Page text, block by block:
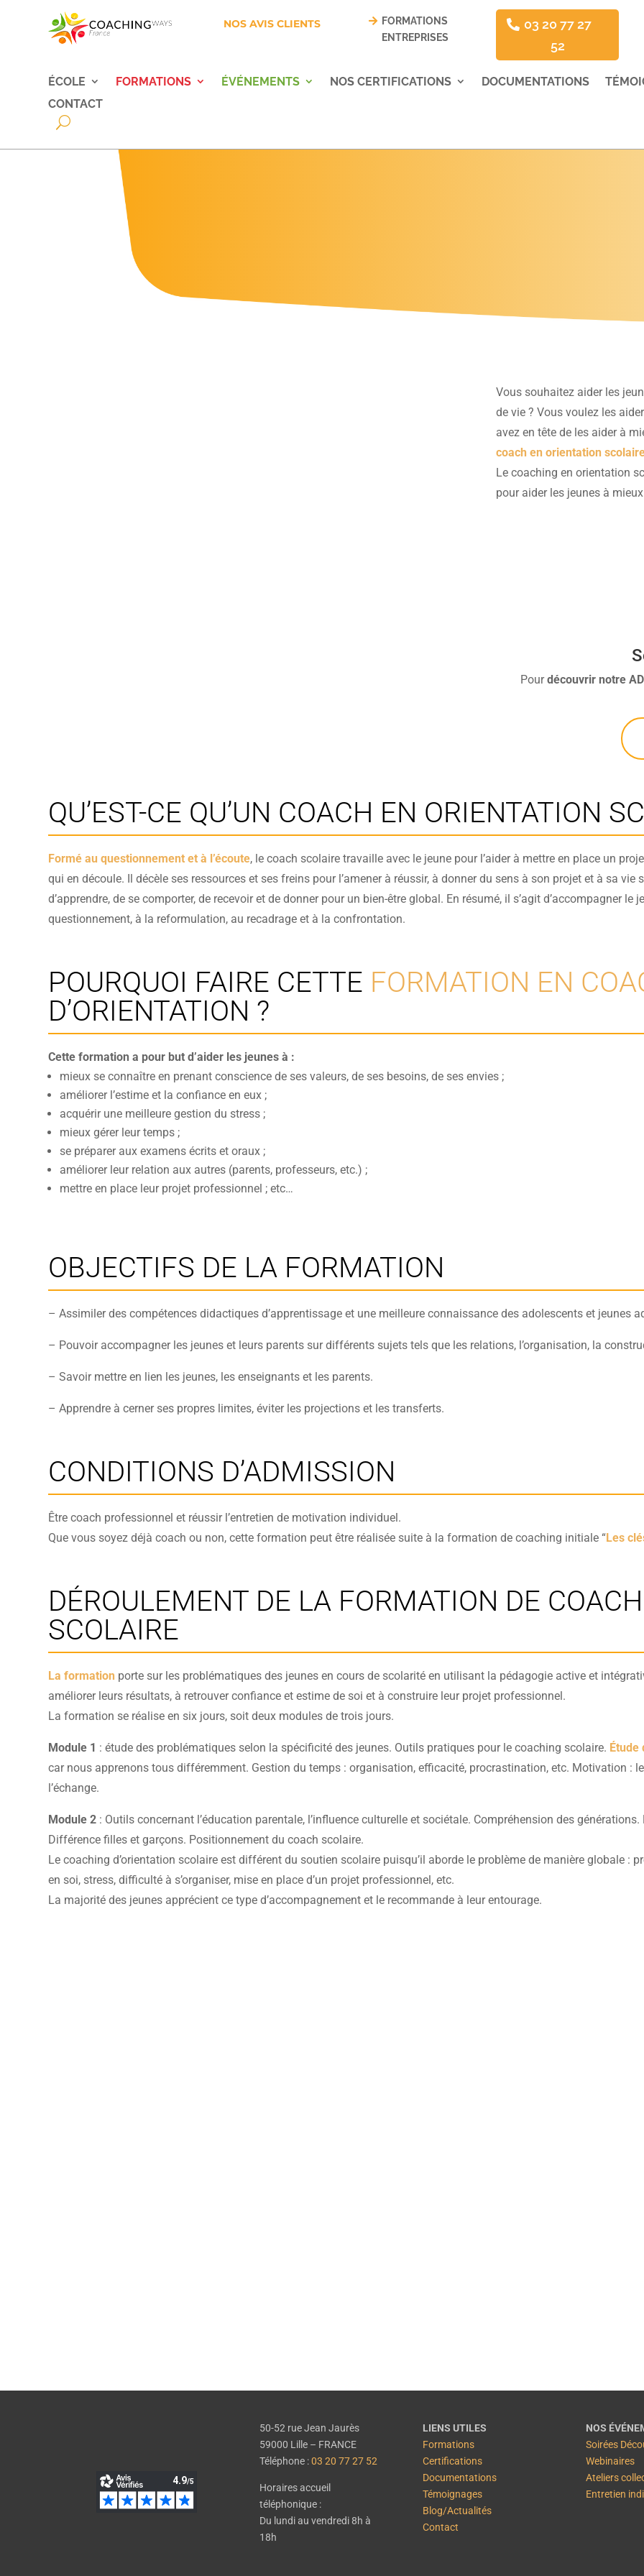
NOS AVIS CLIENTS
FORMATIONS
ENTREPRISES
03 20 77 27
52
ÉCOLE FORMATIONS ÉVÉNEMENTS NOS CERTIFICATIONS DOCUMENTATIONS
CONTACT
Vous souhaitez aider les
de vie ? Vous voulez les
avez en tête de les aider à
coach en orientation
Le coaching en orientation
pour aider les jeunes à
Pourdécouvrir notre
QU’EST-CE QU’UN COACH EN ORIENTATION
Formé au questionnement et à l’écoute, le coach scolaire travaille avec le jeune pour l’aider à mettre en place un
qui en découle. Il décèle ses ressources et ses freins pour l’amener à réussir, à donner du sens à son projet et à sa
d’apprendre, de se comporter, de recevoir et de donner pour un bien-être global. En résumé, il s’agit d’accompagner le
questionnement, à la reformulation, au recadrage et à la confrontation.
POURQUOI FAIRE CETTE FORMATION EN
D’ORIENTATION ?
Cette formation a pour but d’aider les jeunes à :
mieux se connaître en prenant conscience de ses valeurs, de ses besoins, de ses envies ;
améliorer l’estime et la confiance en eux ;
acquérir une meilleure gestion du stress ;
mieux gérer leur temps ;
se préparer aux examens écrits et oraux ;
améliorer leur relation aux autres (parents, professeurs, etc.) ;
mettre en place leur projet professionnel ; etc…
OBJECTIFS DE LA FORMATION
– Assimiler des compétences didactiques d’apprentissage et une meilleure connaissance des adolescents et jeunes
– Pouvoir accompagner les jeunes et leurs parents sur différents sujets tels que les relations, l’organisation, la
– Savoir mettre en lien les jeunes, les enseignants et les parents.
– Apprendre à cerner ses propres limites, éviter les projections et les transferts.
CONDITIONS D’ADMISSION
Être coach professionnel et réussir l’entretien de motivation individuel.
Que vous soyez déjà coach ou non, cette formation peut être réalisée suite à la formation de coaching initiale “Les
DÉROULEMENT DE LA FORMATION DE
SCOLAIRE
La formation porte sur les problématiques des jeunes en cours de scolarité en utilisant la pédagogie active et
améliorer leurs résultats, à retrouver confiance et estime de soi et à construire leur projet professionnel.
La formation se réalise en six jours, soit deux modules de trois jours.
Module 1 : étude des problématiques selon la spécificité des jeunes. Outils pratiques pour le coaching scolaire. Étude
car nous apprenons tous différemment. Gestion du temps : organisation, efficacité, procrastination, etc. Motivation :
l’échange.
Module 2 : Outils concernant l’éducation parentale, l’influence culturelle et sociétale. Compréhension des
Différence filles et garçons. Positionnement du coach scolaire.
Le coaching d’orientation scolaire est différent du soutien scolaire puisqu’il aborde le problème de manière globale :
en soi, stress, difficulté à s’organiser, mise en place d’un projet professionnel, etc.
La majorité des jeunes apprécient ce type d’accompagnement et le recommande à leur entourage.
50-52 rue Jean Jaurès
59000 Lille – FRANCE
Téléphone :03 20 77 27 52
Horaires accueil
téléphonique :
Du lundi au vendredi 8h à
18h
LIENS UTILES
Formations
Certifications
Documentations
Témoignages
Blog/Actualités
Contact
NOS
Soirées
Webinaires
Ateliers
Entretien